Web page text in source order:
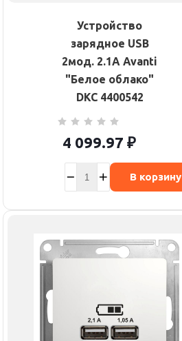
Устройство
зарядное USB
2мод. 2.1А Avanti
"Белое облако"
DKC 4400542
4 099.97 ₽
В корзину